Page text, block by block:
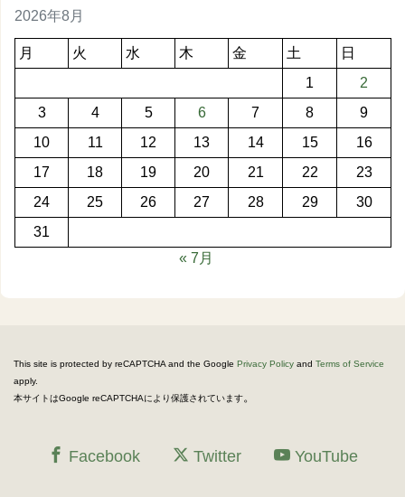
2026年8月
月 火 水 木 金 土
日
1
2
3
4 5 6 7 8
9
10
11 12 13 14 15
16
17
18 19 20 21 22
23
24
25 26 27 28 29
30
31
« 7月
This site is protected by reCAPTCHA and the Google Privacy Policy and Terms of Service
apply.
本サイトはGoogle reCAPTCHAにより保護されています。
Facebook Twitter YouTube